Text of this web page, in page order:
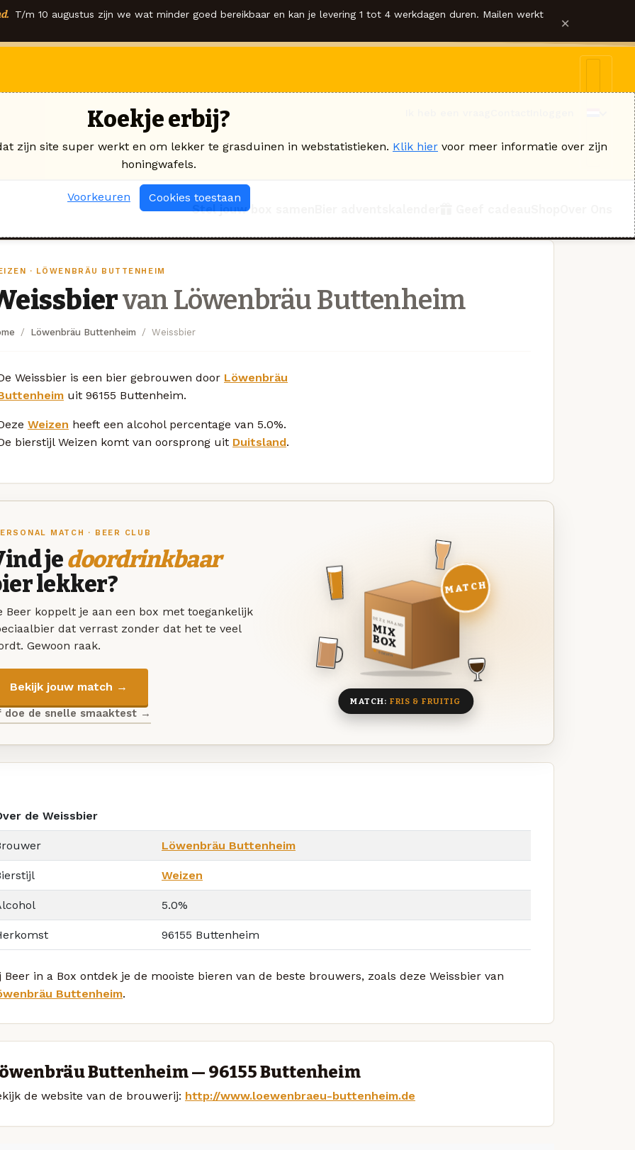
T/m 10 augustus zijn we wat minder goed bereikbaar en kan je levering 1 tot 4 werkdagen duren. Mailen werkt ×
Stel jouw box samen
· LÖWENBRÄU BUTTENHEIM
van Löwenbräu Buttenheim
Löwenbräu Buttenheim Weissbier
Weissbier is een bier gebrouwen door Löwenbräu
uit 96155 Buttenheim.
Weizen heeft een alcohol percentage van 5.0%.
bierstijl Weizen komt van oorsprong uit Duitsland.
MATCH · BEER CLUB
jedoordrinkbaar
lekker?
Beer koppelt je aan een box met toegankelijk
dat verrast zonder dat het te veel
Gewoon raak.
Bekijk jouw match →
doe de snelle smaaktest →
DEZE MAAND
MIX
BOX
8 BIEREN
MATCH
MATCH: FRIS & FRUITIG
de Weissbier
Löwenbräu Buttenheim
Weizen
5.0%
96155 Buttenheim
Beer in a Box ontdek je de mooiste bieren van de beste brouwers, zoals deze Weissbier van
Buttenheim.
Buttenheim — 96155 Buttenheim
de website van de brouwerij: http://www.loewenbraeu-buttenheim.de
Koekje erbij?
zijn site super werkt en om lekker te grasduinen in webstatistieken. Klik hier voor meer informatie over zijn
honingwafels.
Voorkeuren Cookies toestaan